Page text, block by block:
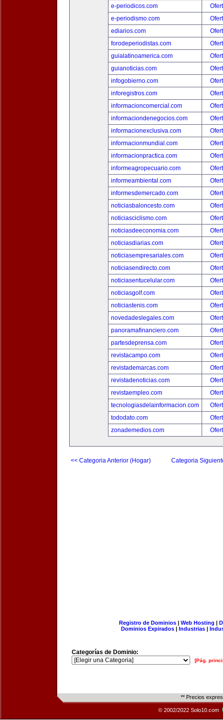
e-periodicos.com
e-periodismo.com
ediarios.com
forodeperiodistas.com
guialatinoamerica.com
guianoticias.com
infogobierno.com
inforegistros.com
informacioncomercial.com
informaciondenegocios.com
informacionexclusiva.com
informacionmundial.com
informacionpractica.com
informeagropecuario.com
informeambiental.com
informesdemercado.com
noticiasbaloncesto.com
noticiasciclismo.com
noticiasdeeconomia.com
noticiasdiarias.com
noticiasempresariales.com
noticiasendirecto.com
noticiasentucelular.com
noticiasgolf.com
noticiastenis.com
novedadeslegales.com
panoramafinanciero.com
partesdeprensa.com
revistacampo.com
revistademarcas.com
revistadenoticias.com
revistaempleo.com
tecnologiasdelainformacion.com
tododato.com
zonademedios.com
<< Categoria Anterior (Hogar) Categoria
Registro de Dominios| Web Hosting |
Dominios Expirados | Industrias |
Categorías de Dominio:
[Pág.
** Precios
© 2002/2022 Solo10.com